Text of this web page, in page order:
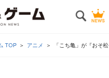
TOP アニメ 「こち亀」が『おそ